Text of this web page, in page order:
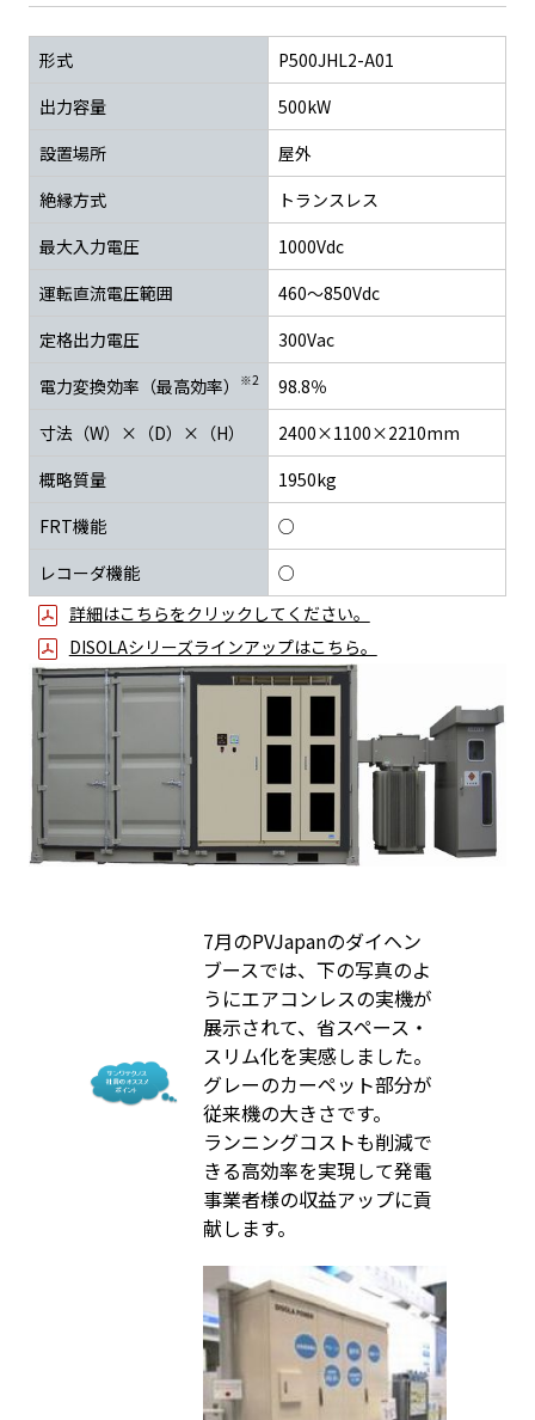
形式
P500JHL2-A01
出力容量
500kW
設置場所
屋外
絶縁方式
トランスレス
最大入力電圧
1000Vdc
運転直流電圧範囲
460～850Vdc
定格出力電圧
300Vac
電力変換効率（最高効率）
※2
98.8％
寸法（W）×（D）×（H）
2400×1100×2210mm
概略質量
1950kg
FRT機能
○
レコーダ機能
○
詳細はこちらをクリックしてください。
DISOLAシリーズラインアップはこちら。
7月のPVJapanのダイヘン
ブースでは、下の写真のよ
うにエアコンレスの実機が
展示されて、省スペース・
スリム化を実感しました。
グレーのカーペット部分が
従来機の大きさです。
ランニングコストも削減で
きる高効率を実現して発電
事業者様の収益アップに貢
献します。